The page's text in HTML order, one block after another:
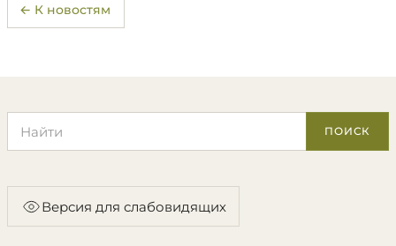
← К новостям
ПОИСК
Версия для слабовидящих